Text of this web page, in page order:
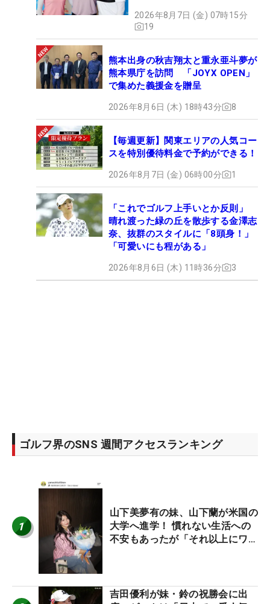
2026年8月7日 (金) 07時15分
19
熊本出身の秋吉翔太と重永亜斗夢が
熊本県庁を訪問 「JOYX OPEN」
で集めた義援金を贈呈
2026年8月6日 (木) 18時43分 8
【毎週更新】関東エリアの人気コー
スを特別優待料金で予約ができる！
2026年8月7日 (金) 06時00分 1
「これでゴルフ上手いとか反則」
晴れ渡った緑の丘を散歩する金澤志
奈、抜群のスタイルに「8頭身！」
「可愛いにも程がある」
2026年8月6日 (木) 11時36分 3
ゴルフ界のSNS 週間アクセスランキング
1
山下美夢有の妹、山下蘭が米国の
大学へ進学！ 慣れない生活への
不安もあったが「それ以上にワク
吉田優利が妹・鈴の祝勝会に出